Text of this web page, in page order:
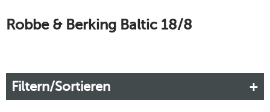
Robbe & Berking Baltic 18/8
Filtern/Sortieren